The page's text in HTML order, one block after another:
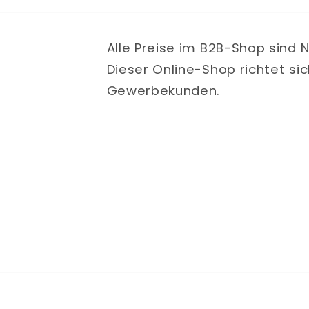
Alle Preise im B2B-Shop sind
Dieser Online-Shop richtet
Gewerbekunden.